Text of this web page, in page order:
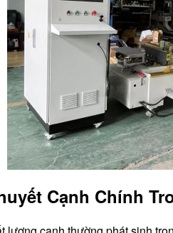
Cạnh Chính